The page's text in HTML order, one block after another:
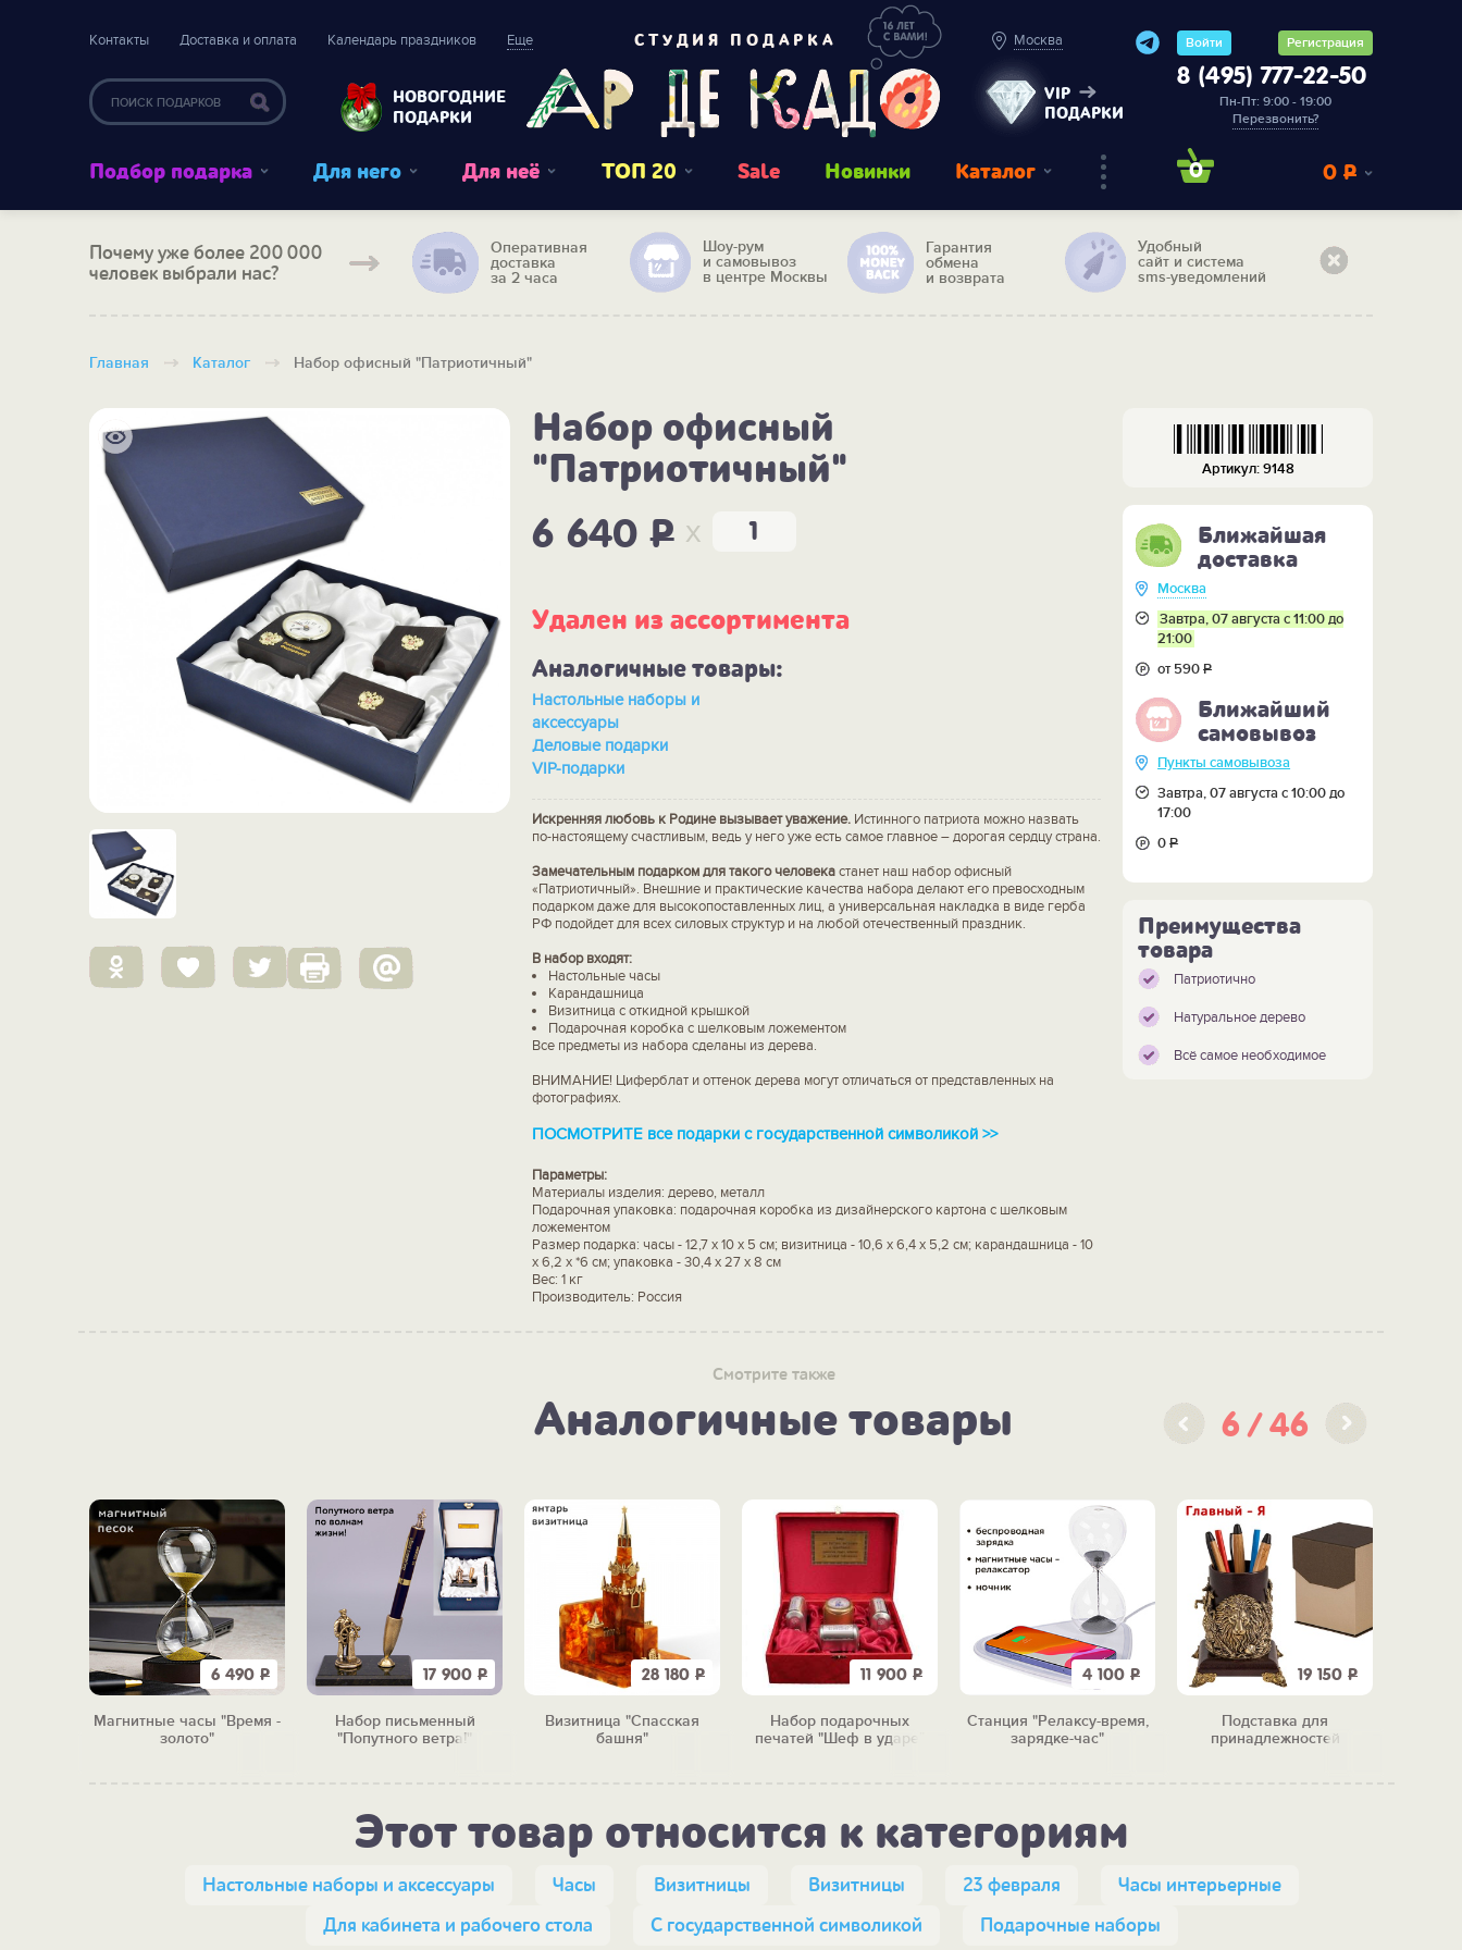
Контакты Доставка и оплата Календарь праздников Еще
НОВОГОДНИЕ
ПОДАРКИ
СТУДИЯ ПОДАРКА Москва
VIP
ПОДАРКИ
Войти Регистрация
8 (495) 777-22-50
Пн-Пт: 9:00 - 19:00
Перезвонить?
Подбор подарка Для него Для неё ТОП 20 Sale Новинки Каталог 0 0 Р
Почему уже более 200 000
человек выбрали нас?
Оперативная
доставка
за 2 часа
Шоу-рум
и самовывоз
в центре Москвы
Гарантия
обмена
и возврата
Удобный
сайт и система
sms-уведомлений
Главная Каталог Набор офисный "Патриотичный"
Набор офисный
"Патриотичный"
6 640P x
Удален из ассортимента
Аналогичные товары:
Настольные наборы и
аксессуары
Деловые подарки
VIP-подарки
Искренняя любовь к Родине вызывает уважение.Истинного патриота можно назвать
по-настоящему счастливым, ведь у него уже есть самое главное – дорогая сердцу страна.
Замечательным подарком для такого человекастанет наш набор офисный
«Патриотичный». Внешние и практические качества набора делают его превосходным
подарком даже для высокопоставленных лиц, а универсальная накладка в виде герба
РФ подойдет для всех силовых структур и на любой отечественный праздник.
В набор входят:
Настольные часы
Карандашница
Визитница с откидной крышкой
Подарочная коробка с шелковым ложементом
Все предметы из набора сделаны из дерева.
ВНИМАНИЕ! Циферблат и оттенок дерева могут отличаться от представленных на
фотографиях.
ПОСМОТРИТЕ все подарки с государственной символикой >>
Параметры:
Материалы изделия: дерево, металл
Подарочная упаковка: подарочная коробка из дизайнерского картона с шелковым
ложементом
Размер подарка: часы - 12,7 х 10 х 5 см; визитница - 10,6 х 6,4 х 5,2 см; карандашница - 10
х 6,2 х *6 см; упаковка - 30,4 х 27 x 8 см
Вес: 1 кг
Производитель: Россия
Артикул: 9148
Ближайшая
доставка
Москва
Завтра, 07 августа с 11:00 до
21:00
от 590Р
Ближайший
самовывоз
Пункты самовывоза
Завтра, 07 августа с 10:00 до
17:00
0Р
Преимущества
товара
Патриотично
Натуральное дерево
Всё самое необходимое
Смотрите также
Аналогичные товары 6 46
6 490 Р
Магнитные часы "Время -
золото"
17 900 Р
Набор письменный
"Попутного ветра!"
28 180 Р
Визитница "Спасская
башня"
11 900 Р
Набор подарочных
печатей "Шеф в ударе"
4 100 Р
Станция "Релаксу-время,
зарядке-час"
19 150 Р
Подставка для
принадлежностей
Этот товар относится к категориям
Настольные наборы и аксессуары Часы Визитницы Визитницы 23 февраля
Часы интерьерные
Для кабинета и рабочего стола
С государственной символикой Подарочные наборы